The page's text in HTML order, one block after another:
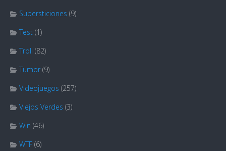
Supersticiones (9)
Test (1)
Troll (82)
Tumor (9)
Videojuegos (257)
Viejos Verdes (3)
Win (46)
WTF (6)